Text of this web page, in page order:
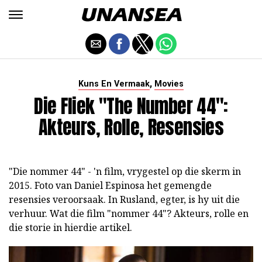
Kuns En Vermaak, Movies
Die Fliek "The Number 44":
Akteurs, Rolle, Resensies
"Die nommer 44" - 'n film, vrygestel op die skerm in
2015. Foto van Daniel Espinosa het gemengde
resensies veroorsaak. In Rusland, egter, is hy uit die
verhuur. Wat die film "nommer 44"? Akteurs, rolle en
die storie in hierdie artikel.